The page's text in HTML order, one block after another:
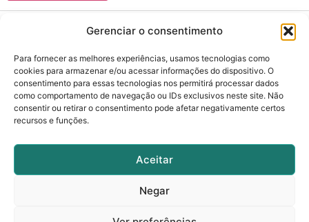
Gerenciar o consentimento
Para fornecer as melhores experiências, usamos tecnologias como
cookies para armazenar e/ou acessar informações do dispositivo. O
consentimento para essas tecnologias nos permitirá processar dados
como comportamento de navegação ou IDs exclusivos neste site. Não
consentir ou retirar o consentimento pode afetar negativamente certos
recursos e funções.
Aceitar
Negar
cebio@ifgoiano.edu.br
(62) 99625-6540
Rua 88, nº310, Setor Sul, Goiânia - GO.
Nos siga nas redes sociais